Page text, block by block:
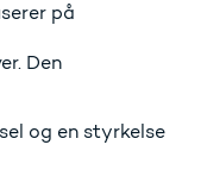
på
Den
og en styrkelse